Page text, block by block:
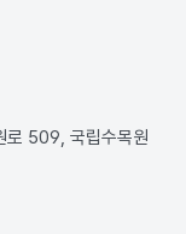
로 509, 국립수목원